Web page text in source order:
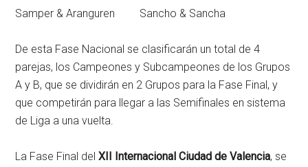
Samper & Aranguren Sancho & Sancha
De esta Fase Nacional se clasificarán un total de 4
parejas, los Campeones y Subcampeones de los Grupos
A y B, que se dividirán en 2 Grupos para la Fase Final, y
que competirán para llegar a las Semifinales en sistema
de Liga a una vuelta.
La Fase Final delXII Internacional Ciudad de Valencia, se